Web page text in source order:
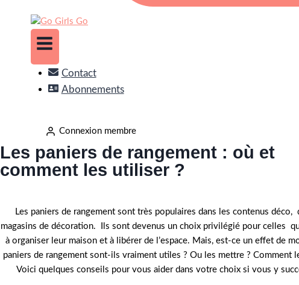
Contact
Abonnements
Connexion membre
Les paniers de rangement : où et
comment les utiliser ?
Les paniers de rangement sont très populaires dans les contenus déco,
magasins de décoration. Ils sont devenus un choix privilégié pour celles
à organiser leur maison et à libérer de l’espace. Mais, est-ce un effet de
paniers de rangement sont-ils vraiment utiles ? Ou les mettre ? Comment
Voici quelques conseils pour vous aider dans votre choix si vous y